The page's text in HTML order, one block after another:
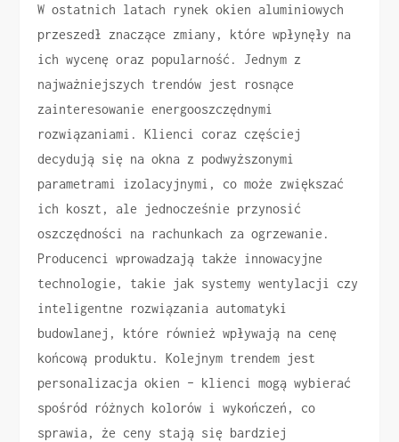
W ostatnich latach rynek okien aluminiowych
przeszedł znaczące zmiany, które wpłynęły na
ich wycenę oraz popularność. Jednym z
najważniejszych trendów jest rosnące
zainteresowanie energooszczędnymi
rozwiązaniami. Klienci coraz częściej
decydują się na okna z podwyższonymi
parametrami izolacyjnymi, co może zwiększać
ich koszt, ale jednocześnie przynosić
oszczędności na rachunkach za ogrzewanie.
Producenci wprowadzają także innowacyjne
technologie, takie jak systemy wentylacji czy
inteligentne rozwiązania automatyki
budowlanej, które również wpływają na cenę
końcową produktu. Kolejnym trendem jest
personalizacja okien – klienci mogą wybierać
spośród różnych kolorów i wykończeń, co
sprawia, że ceny stają się bardziej